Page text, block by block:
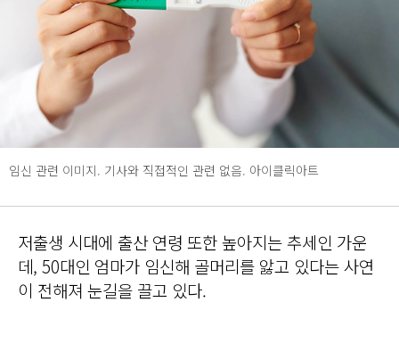
임신 관련 이미지. 기사와 직접적인 관련 없음. 아이클릭아트
저출생 시대에 출산 연령 또한 높아지는 추세인 가운
데, 50대인 엄마가 임신해 골머리를 앓고 있다는 사연
이 전해져 눈길을 끌고 있다.